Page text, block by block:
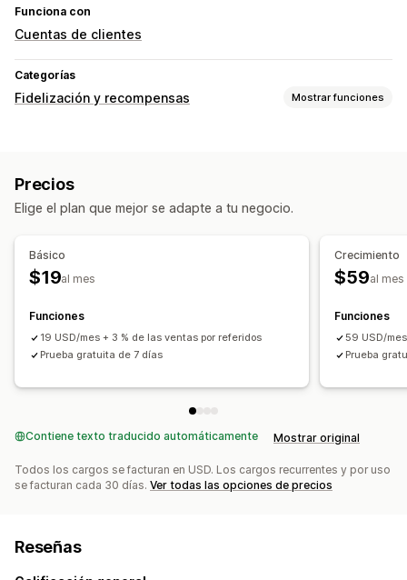
Funciona con
Cuentas de clientes
Categorías
Fidelización y recompensas Mostrar funciones
Programas de tarjetas de regalo
Precios
Elige el plan que mejor se adapte a tu negocio.
Básico
$19al mes
Funciones
19 USD/mes + 3 % de las ventas por referidos
Prueba gratuita de 7 días
Crecimiento
$59al mes
Funciones
59 USD/
Prueba
Contiene texto traducido automáticamente Mostrar original
Todos los cargos se facturan en USD. Los cargos recurrentes y por uso
se facturan cada 30 días. Ver todas las opciones de precios
Reseñas